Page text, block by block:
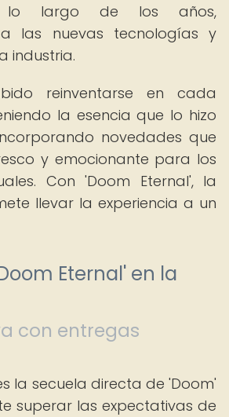
lo largo de los años,
las nuevas tecnologías y
industria.
reinventarse en cada
la esencia que lo hizo
novedades que
y emocionante para los
Con 'Doom Eternal', la
llevar la experiencia a un
Eternal' en la
con entregas
la secuela directa de 'Doom'
superar las expectativas de